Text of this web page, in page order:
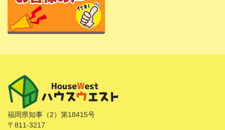
福岡県知事（2）第18415号
〒811-3217